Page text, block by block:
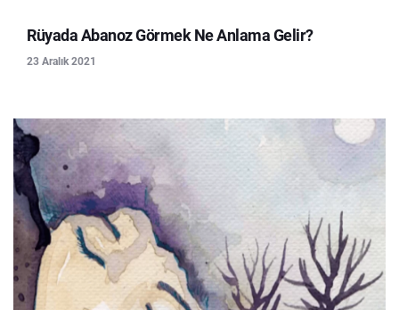
Rüyada Abanoz Görmek Ne Anlama Gelir?
23 Aralık 2021